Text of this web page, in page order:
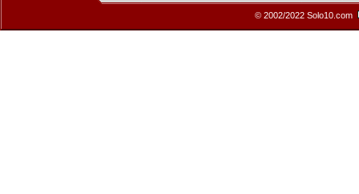
© 2002/2022 Solo10.com